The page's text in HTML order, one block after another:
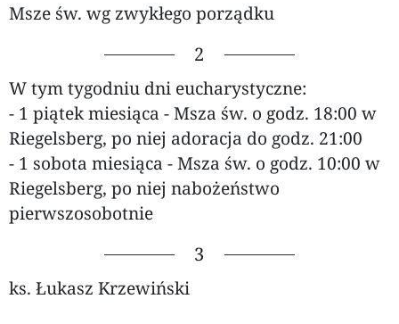
Msze św. wg zwykłego porządku
2
W tym tygodniu dni eucharystyczne:
- 1 piątek miesiąca - Msza św. o godz. 18:00 w
Riegelsberg, po niej adoracja do godz. 21:00
- 1 sobota miesiąca - Msza św. o godz. 10:00 w
Riegelsberg, po niej nabożeństwo
pierwszosobotnie
3
ks. Łukasz Krzewiński